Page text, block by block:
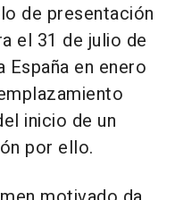
de presentación
el 31 de julio de
España en enero
inicio de un
por ello.